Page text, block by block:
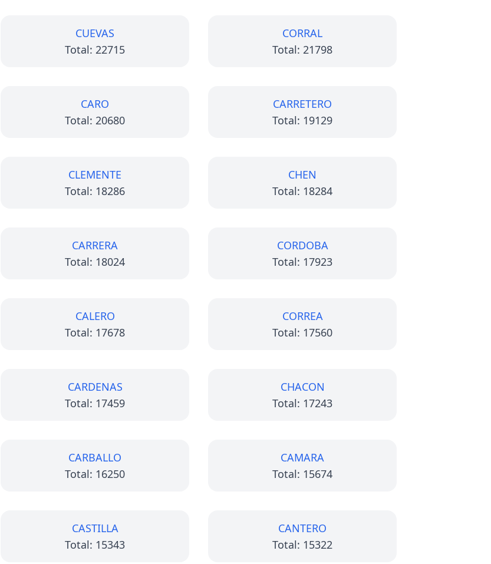
CUEVAS
Total: 22715
CORRAL
Total: 21798
CARO
Total: 20680
CARRETERO
Total: 19129
CLEMENTE
Total: 18286
CHEN
Total: 18284
CARRERA
Total: 18024
CORDOBA
Total: 17923
CALERO
Total: 17678
CORREA
Total: 17560
CARDENAS
Total: 17459
CHACON
Total: 17243
CARBALLO
Total: 16250
CAMARA
Total: 15674
CASTILLA
Total: 15343
CANTERO
Total: 15322